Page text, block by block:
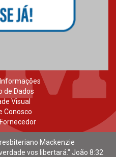
de Dados
Visual
Conosco
Mackenzie
vos libertará." João 8:32